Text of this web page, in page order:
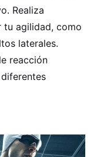
Realiza
tu agilidad, como
laterales.
reacción